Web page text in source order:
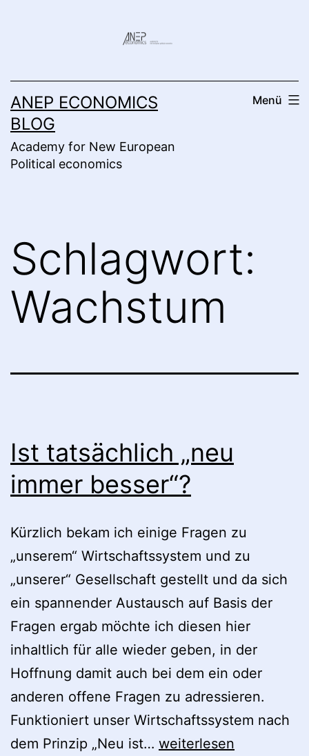
ANEP ECONOMICS
BLOG
Academy for New European
Political economics
Menü
Schlagwort:
Wachstum
Ist tatsächlich „neu
immer besser“?
Kürzlich bekam ich einige Fragen zu
„unserem“ Wirtschaftssystem und zu
„unserer“ Gesellschaft gestellt und da sich
ein spannender Austausch auf Basis der
Fragen ergab möchte ich diesen hier
inhaltlich für alle wieder geben, in der
Hoffnung damit auch bei dem ein oder
anderen offene Fragen zu adressieren.
Funktioniert unser Wirtschaftssystem nach
dem Prinzip „Neu ist… Ist
weiterlesen